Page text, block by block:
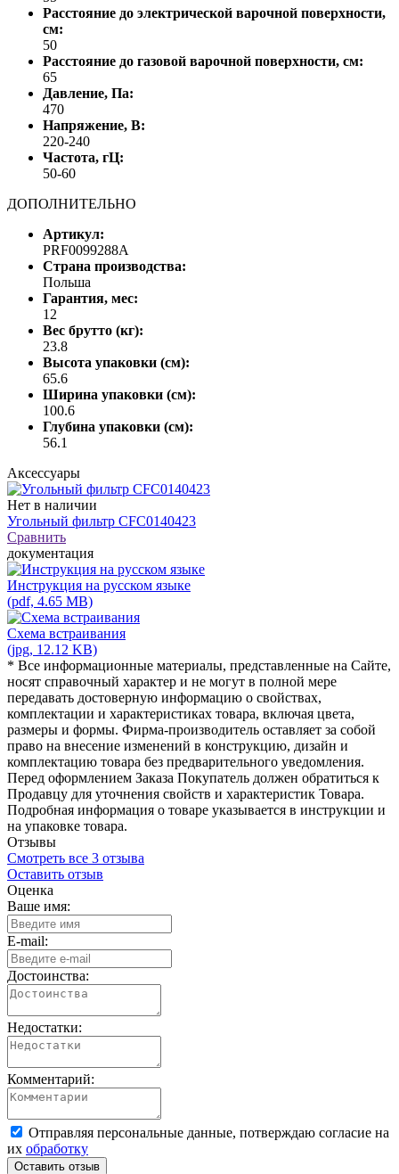
Расстояние до электрической варочной поверхности,
см:
50
Расстояние до газовой варочной поверхности, см:
65
Давление, Па:
470
Напряжение, В:
220-240
Частота, гЦ:
50-60
ДОПОЛНИТЕЛЬНО
Артикул:
PRF0099288A
Страна производства:
Польша
Гарантия, мес:
12
Вес брутто (кг):
23.8
Высота упаковки (см):
65.6
Ширина упаковки (см):
100.6
Глубина упаковки (см):
56.1
Аксессуары
Нет в наличии
Угольный фильтр CFC0140423
Сравнить
документация
Инструкция на русском языке
(pdf, 4.65 MB)
Схема встраивания
(jpg, 12.12 KB)
* Все информационные материалы, представленные на Сайте,
носят справочный характер и не могут в полной мере
передавать достоверную информацию о свойствах,
комплектации и характеристиках товара, включая цвета,
размеры и формы. Фирма-производитель оставляет за собой
право на внесение изменений в конструкцию, дизайн и
комплектацию товара без предварительного уведомления.
Перед оформлением Заказа Покупатель должен обратиться к
Продавцу для уточнения свойств и характеристик Товара.
Подробная информация о товаре указывается в инструкции и
на упаковке товара.
Отзывы
Смотреть все 3 отзыва
Оставить отзыв
Оценка
Ваше имя:
E-mail:
Достоинства:
Недостатки:
Комментарий:
Отправляя персональные данные, потверждаю согласие на
их обработку